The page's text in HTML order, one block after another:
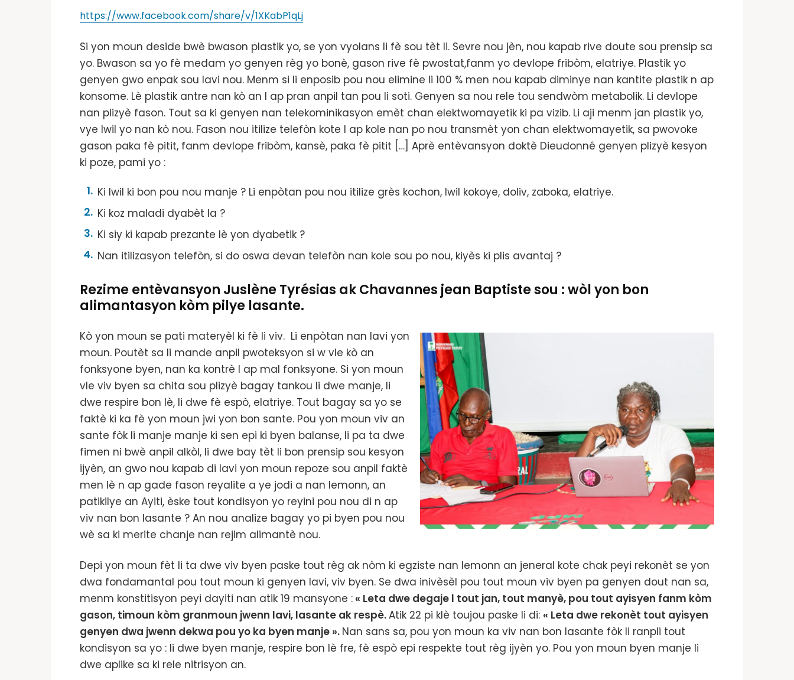
https://www.facebook.com/share/v/1XKabP1qLj
Si yon moun deside bwè bwason plastik yo, se yon vyolans li fè sou tèt li. Sevre nou jèn, nou kapab rive doute sou prensip sa
yo. Bwason sa yo fè medam yo genyen règ yo bonè, gason rive fè pwostat,fanm yo devlope fribòm, elatriye. Plastik yo
genyen gwo enpak sou lavi nou. Menm si li enposib pou nou elimine li 100 % men nou kapab diminye nan kantite plastik n ap
konsome. Lè plastik antre nan kò an l ap pran anpil tan pou li soti. Genyen sa nou rele tou sendwòm metabolik. Li devlope
nan plizyè fason. Tout sa ki genyen nan telekominikasyon emèt chan elektwomayetik ki pa vizib. Li aji menm jan plastik yo,
vye lwil yo nan kò nou. Fason nou itilize telefòn kote l ap kole nan po nou transmèt yon chan elektwomayetik, sa pwovoke
gason paka fè pitit, fanm devlope fribòm, kansè, paka fè pitit […] Aprè entèvansyon doktè Dieudonné genyen plizyè kesyon
ki poze, pami yo :
Ki lwil ki bon pou nou manje ? Li enpòtan pou nou itilize grès kochon, lwil kokoye, doliv, zaboka, elatriye.
Ki koz maladi dyabèt la ?
Ki siy ki kapab prezante lè yon dyabetik ?
Nan itilizasyon telefòn, si do oswa devan telefòn nan kole sou po nou, kiyès ki plis avantaj ?
Rezime entèvansyon Juslène Tyrésias ak Chavannes jean Baptiste sou : wòl yon bon
alimantasyon kòm pilye lasante.
Kò yon moun se pati materyèl ki fè li viv. Li enpòtan nan lavi yon
moun. Poutèt sa li mande anpil pwoteksyon si w vle kò an
fonksyone byen, nan ka kontrè l ap mal fonksyone. Si yon moun
vle viv byen sa chita sou plizyè bagay tankou li dwe manje, li
dwe respire bon lè, li dwe fè espò, elatriye. Tout bagay sa yo se
faktè ki ka fè yon moun jwi yon bon sante. Pou yon moun viv an
sante fòk li manje manje ki sen epi ki byen balanse, li pa ta dwe
fimen ni bwè anpil alkòl, li dwe bay tèt li bon prensip sou kesyon
ijyèn, an gwo nou kapab di lavi yon moun repoze sou anpil faktè
men lè n ap gade fason reyalite a ye jodi a nan lemonn, an
patikilye an Ayiti, èske tout kondisyon yo reyini pou nou di n ap
viv nan bon lasante ? An nou analize bagay yo pi byen pou nou
wè sa ki merite chanje nan rejim alimantè nou.
Depi yon moun fèt li ta dwe viv byen paske tout règ ak nòm ki egziste nan lemonn an jeneral kote chak peyi rekonèt se yon
dwa fondamantal pou tout moun ki genyen lavi, viv byen. Se dwa inivèsèl pou tout moun viv byen pa genyen dout nan sa,
menm konstitisyon peyi dayiti nan atik 19 mansyone : « Leta dwe degaje l tout jan, tout manyè, pou tout ayisyen fanm kòm
gason, timoun kòm granmoun jwenn lavi, lasante ak respè.Atik 22 pi klè toujou paske li di: « Leta dwe rekonèt tout ayisyen
genyen dwa jwenn dekwa pou yo ka byen manje ». Nan sans sa, pou yon moun ka viv nan bon lasante fòk li ranpli tout
kondisyon sa yo : li dwe byen manje, respire bon lè fre, fè espò epi respekte tout règ ijyèn yo. Pou yon moun byen manje li
dwe aplike sa ki rele nitrisyon an.